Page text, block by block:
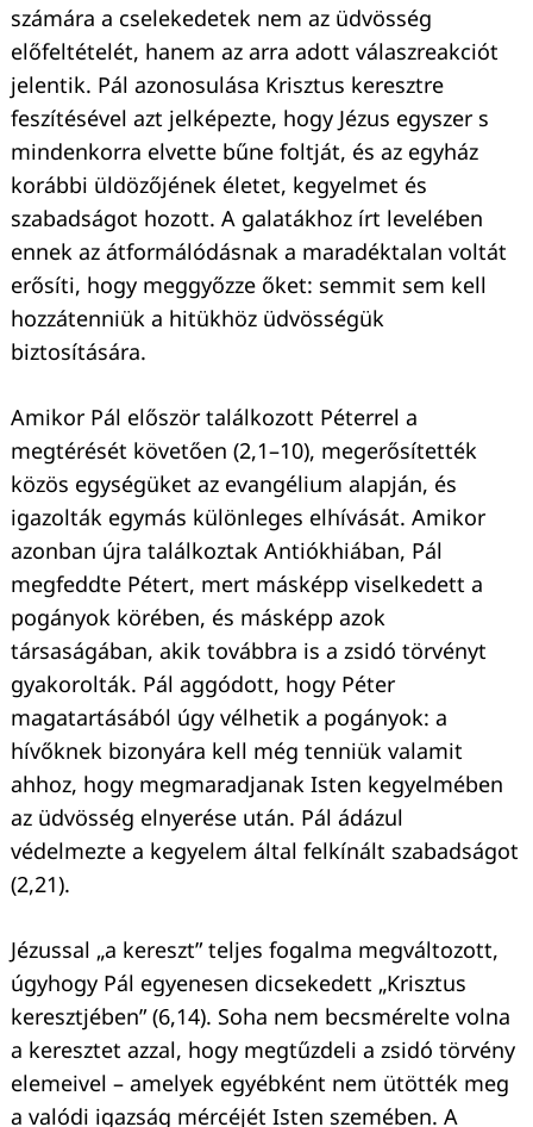
számára a cselekedetek nem az üdvösség
előfeltételét, hanem az arra adott válaszreakciót
jelentik. Pál azonosulása Krisztus keresztre
feszítésével azt jelképezte, hogy Jézus egyszer s
mindenkorra elvette bűne foltját, és az egyház
korábbi üldözőjének életet, kegyelmet és
szabadságot hozott. A galatákhoz írt levelében
ennek az átformálódásnak a maradéktalan voltát
erősíti, hogy meggyőzze őket: semmit sem kell
hozzátenniük a hitükhöz üdvösségük
biztosítására.
Amikor Pál először találkozott Péterrel a
megtérését követően (2,1–10), megerősítették
közös egységüket az evangélium alapján, és
igazolták egymás különleges elhívását. Amikor
azonban újra találkoztak Antiókhiában, Pál
megfeddte Pétert, mert másképp viselkedett a
pogányok körében, és másképp azok
társaságában, akik továbbra is a zsidó törvényt
gyakorolták. Pál aggódott, hogy Péter
magatartásából úgy vélhetik a pogányok: a
hívőknek bizonyára kell még tenniük valamit
ahhoz, hogy megmaradjanak Isten kegyelmében
az üdvösség elnyerése után. Pál ádázul
védelmezte a kegyelem által felkínált szabadságot
(2,21).
Jézussal „a kereszt” teljes fogalma megváltozott,
úgyhogy Pál egyenesen dicsekedett „Krisztus
keresztjében” (6,14). Soha nem becsmérelte volna
a keresztet azzal, hogy megtűzdeli a zsidó törvény
elemeivel – amelyek egyébként nem ütötték meg
a valódi igazság mércéjét Isten szemében. A
Keresés: